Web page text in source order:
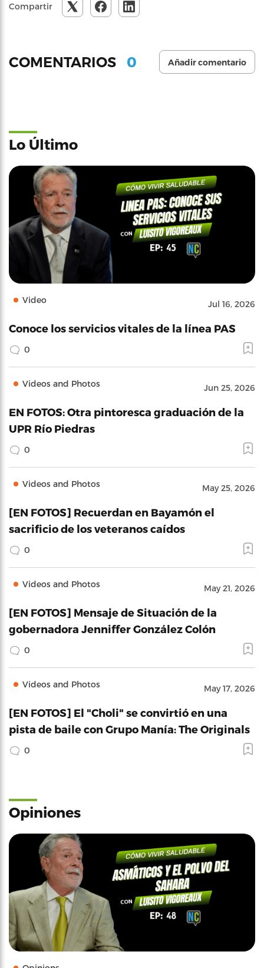
Compartir
COMENTARIOS 0 Añadir comentario
Lo Último
Video Jul 16, 2026
Conoce los servicios vitales de la línea PAS
0
Videos and Photos Jun 25, 2026
EN FOTOS: Otra pintoresca graduación de la
UPR Río Piedras
0
Videos and Photos May 25, 2026
[EN FOTOS] Recuerdan en Bayamón el
sacrificio de los veteranos caídos
0
Videos and Photos May 21, 2026
[EN FOTOS] Mensaje de Situación de la
gobernadora Jenniffer González Colón
0
Videos and Photos May 17, 2026
[EN FOTOS] El "Choli" se convirtió en una
pista de baile con Grupo Manía: The Originals
0
Opiniones